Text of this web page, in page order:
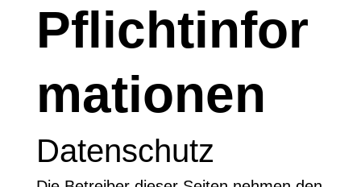
Pflichtinfor
mationen
Datenschutz